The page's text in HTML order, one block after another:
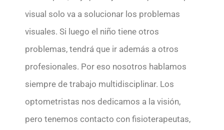
visual solo va a solucionar los problemas
visuales. Si luego el niño tiene otros
problemas, tendrá que ir además a otros
profesionales. Por eso nosotros hablamos
siempre de trabajo multidisciplinar. Los
optometristas nos dedicamos a la visión,
pero tenemos contacto con fisioterapeutas,